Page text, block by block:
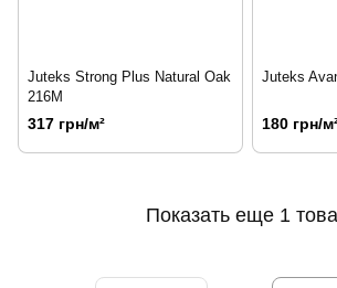
Juteks Strong Plus Natural Oak
216M
317 грн/м²
Juteks
180 грн/
Показать еще 1